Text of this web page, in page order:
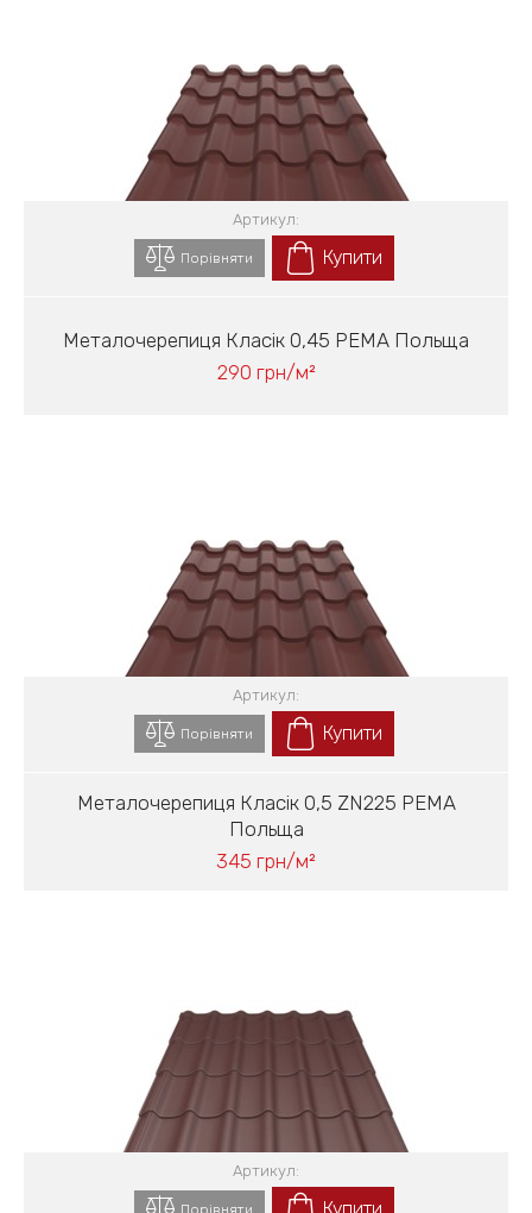
Металочерепиця Класік 0,45 PEMA Польща
290 грн/м²
Артикул:
Порівняти Купити
Металочерепиця Класік 0,5 ZN225 PEMA
Польща
345 грн/м²
Артикул:
Порівняти Купити
Артикул:
Порівняти